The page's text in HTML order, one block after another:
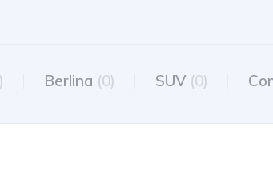
Berlina (0) SUV (0)